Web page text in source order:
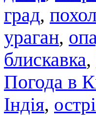
град,
ураган,
блискавка,
Погода в
Індія,